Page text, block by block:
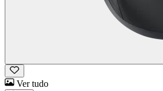
Ver tudo